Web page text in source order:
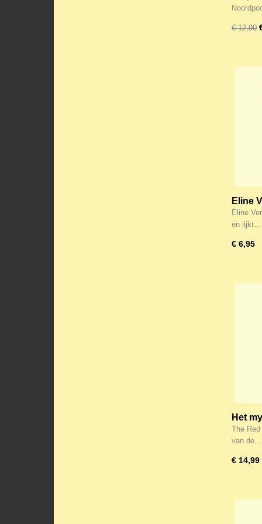
€ 12,90
Eline
Eline
en lijkt…
€ 6,95
Het
WEET
naar
The
van de…
€ 14,99